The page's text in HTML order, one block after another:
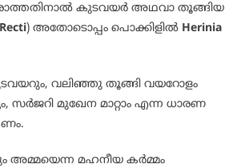
കുടവയർ അഥവാ തൂങ്ങിയ
) അതോടൊപ്പം പൊക്കിളിൽ Herinia
വലിഞ്ഞു തൂങ്ങി വയറോളം
സർജറി മുഖേന മാറ്റാം എന്ന ധാരണ
മഹനീയ കർമ്മം